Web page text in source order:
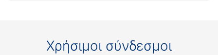
Χρήσιμοι σύνδεσμοι